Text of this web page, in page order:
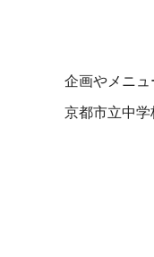
企画やメニュ
京都市立中学